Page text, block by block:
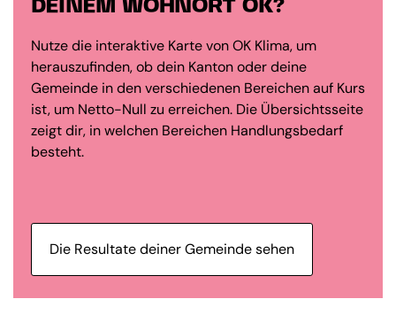
DEINEM WOHNORT OK?
Nutze die interaktive Karte von OK Klima, um
herauszufinden, ob dein Kanton oder deine
Gemeinde in den verschiedenen Bereichen auf Kurs
ist, um Netto-Null zu erreichen. Die Übersichtsseite
zeigt dir, in welchen Bereichen Handlungsbedarf
besteht.
Die Resultate deiner Gemeinde sehen